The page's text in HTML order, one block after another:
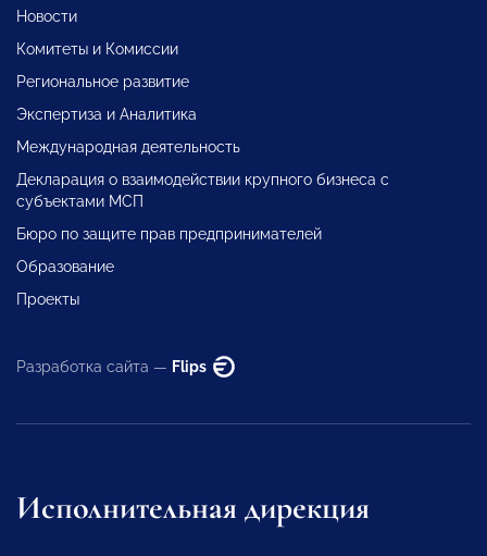
Новости
Комитеты и Комиссии
Региональное развитие
Экспертиза и Аналитика
Международная деятельность
Декларация о взаимодействии крупного бизнеса с
субъектами МСП
Бюро по защите прав предпринимателей
Образование
Проекты
Разработка сайта — Flips
Исполнительная дирекция